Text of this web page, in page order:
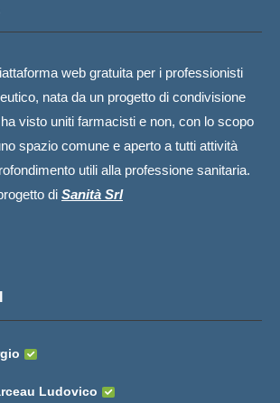
web gratuita per i professionisti
nata da un progetto di condivisione
visto uniti farmacisti e non, con lo scopo
spazio comune e aperto a tutti attività
utili alla professione sanitaria.
di Sanità Srl
Ludovico